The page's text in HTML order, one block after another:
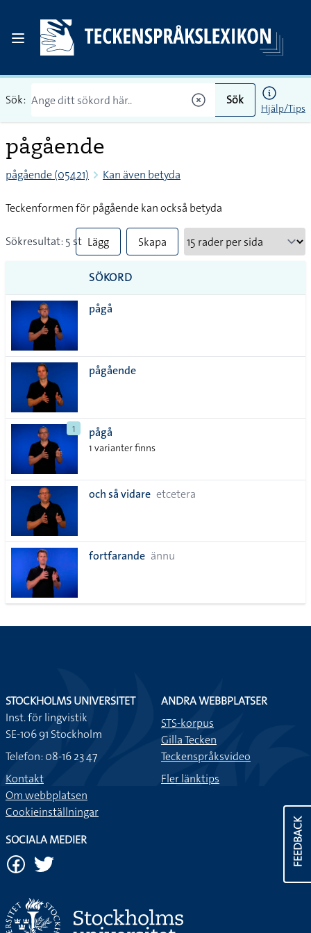
Sök: Sök
Hjälp/Tips
pågående
pågående (05421) Kan även betyda
Teckenformen för pågående kan också betyda
Sökresultat: 5 st Lägg
till
alla i
Skapa
SÖKORD
pågå
pågående
1 pågå
1 varianter finns
och så vidare etcetera
fortfarande ännu
FEEDBACK
STOCKHOLMS UNIVERSITET
Inst. för lingvistik
SE-106 91 Stockholm
Telefon: 08-16 23 47
Kontakt
Om webbplatsen
Cookieinställningar
ANDRA WEBBPLATSER
STS-korpus
Gilla Tecken
Teckenspråksvideo
Fler länktips
SOCIALA MEDIER